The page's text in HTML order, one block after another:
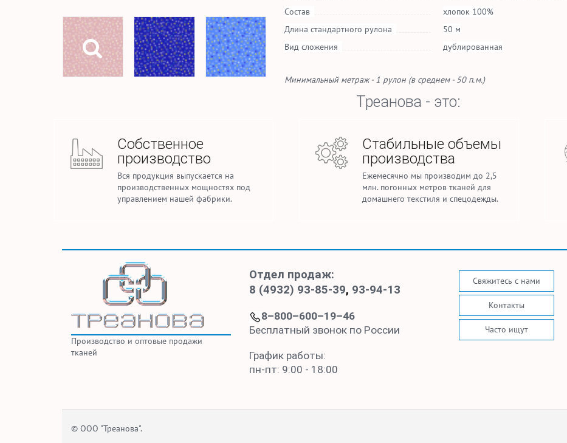
Состав
хлопок 100%
Длина стандартного рулона
50 м
Вид сложения
дублированная
Минимальный метраж - 1 рулон (в среднем - 50 п.м.)
Треанова - это:
Собственное
производство
Вся продукция выпускается на
производственных мощностях под
управлением нашей фабрики.
Стабильные объемы
производства
Ежемесячно мы производим до 2,5
млн. погонных метров тканей для
домашнего текстиля и спецодежды.
Производство и оптовые продажи
тканей
Отдел продаж:
8 (4932) 93-85-39, 93-94-13
8–800–600–19–46
Бесплатный звонок по России
График работы:
пн-пт: 9:00 - 18:00
Свяжитесь с нами
Контакты
Часто ищут
© ООО "Треанова".